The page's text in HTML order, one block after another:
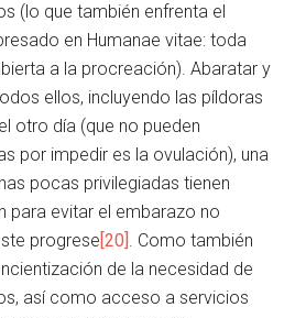
(lo que también enfrenta el
en Humanae vitae: toda
a la procreación). Abaratar y
ellos, incluyendo las píldoras
otro día (que no pueden
por impedir es la ovulación), una
pocas privilegiadas tienen
evitar el embarazo no
progrese[20]. Como también
de la necesidad de
así como acceso a servicios